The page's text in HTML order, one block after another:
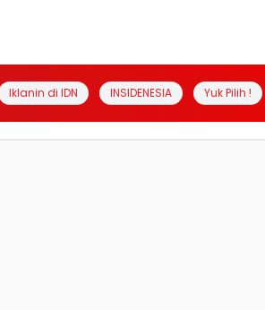
Iklanin di IDN INSIDENESIA Yuk Pilih !